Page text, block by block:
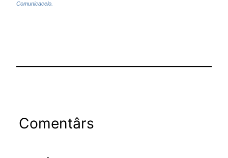
Comunicacelo.
Comentârs